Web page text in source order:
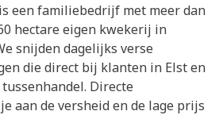
een familiebedrijf met meer dan
hectare eigen kwekerij in
snijden dagelijks verse
die direct bij klanten in Elst en
Directe
aan de versheid en de lage prijs